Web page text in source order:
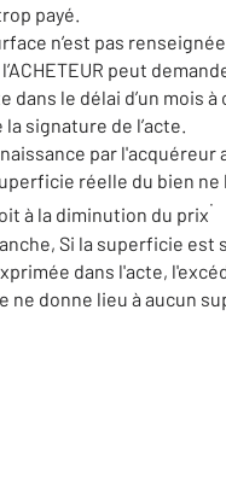
payé.
n’est pas
peut
dans le délai d’un mois
la signature de l’acte.
par l'acquéreur
réelle du bien ne
à la diminution du prix
.
Si la superficie est
dans l'acte,
ne donne lieu à aucun